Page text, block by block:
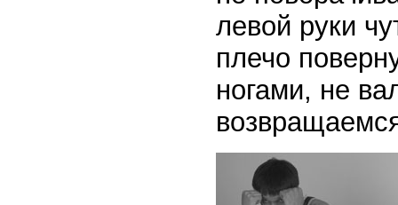
левой руки
плечо
ногами, не